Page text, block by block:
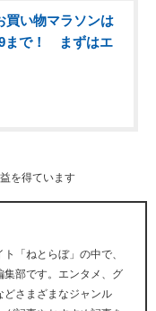
買い物マラソンは
まで！ まずはエ
を得ています
「ねとらぼ」の中で、
集部です。エンタメ、グ
どさまざまなジャンル